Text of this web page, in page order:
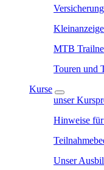
MTB
Touren und
Kurse
unser
Hinweise
Unser